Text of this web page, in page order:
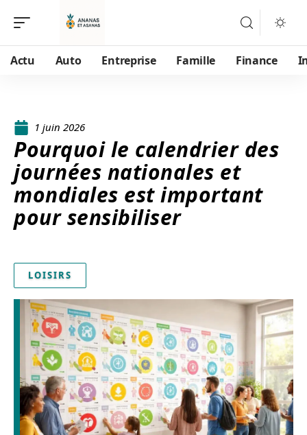
Actu Auto Entreprise Famille Finance
1 juin 2026
Pourquoi le calendrier des
journées nationales et
mondiales est important
pour sensibiliser
LOISIRS